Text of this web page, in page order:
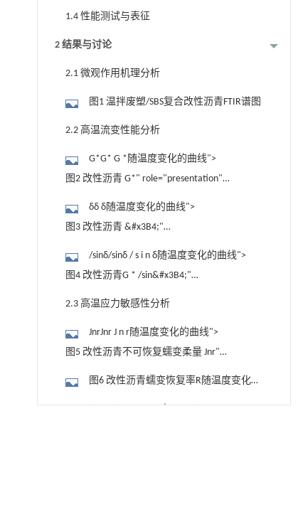
1.4 性能测试与表征
2 结果与讨论
2.1 微观作用机理分析
图1 温拌废塑/SBS复合改性沥青FTIR谱图
2.2 高温流变性能分析
G*G* G *随温度变化的曲线">
图2 改性沥青 G*" role="presentation"
style="position: relative;">G*G* G *随温度
变化的曲线
δδ δ随温度变化的曲线">
图3 改性沥青 &#x3B4;"
role="presentation" style="position:
relative;">δδ δ随温度变化的曲线
/sinδ/sinδ / s i n δ随温度变化的曲线">
图4 改性沥青G * /sin&#x3B4;"
role="presentation" style="position:
2.3 高温应力敏感性分析
JnrJnr J n r随温度变化的曲线">
图5 改性沥青不可恢复蠕变柔量 Jnr"
role="presentation" style="position:
图6 改性沥青蠕变恢复率R随温度变化的